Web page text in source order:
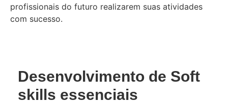
profissionais do futuro realizarem suas atividades
com sucesso.
Desenvolvimento de Soft
skills essenciais